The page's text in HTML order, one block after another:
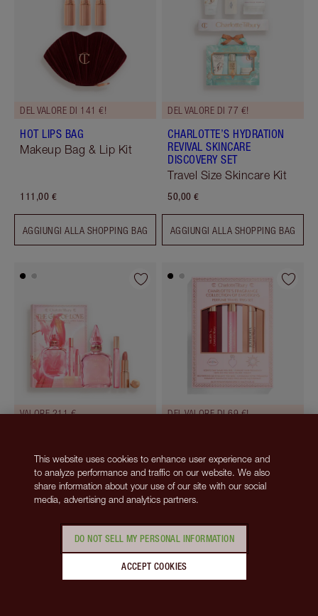
DEL VALORE DI 141 €!
HOT LIPS BAG
Makeup Bag & Lip Kit
111,00 €
AGGIUNGI ALLA SHOPPING BAG
DEL VALORE DI 77 €!
CHARLOTTE’S HYDRATION
REVIVAL SKINCARE
DISCOVERY SET
Travel Size Skincare Kit
50,00 €
AGGIUNGI ALLA SHOPPING BAG
VALORE 211 €
Makeup & Fragrance Kit
DEL VALORE DI 69 €!
TRIO SET
LIMITED EDITION
Fragrance Kit
This website uses cookies to enhance user experience and
to analyze performance and traffic on our website. We also
share information about your use of our site with our social
media, advertising and analytics partners.
DO NOT SELL MY PERSONAL INFORMATION
ACCEPT COOKIES